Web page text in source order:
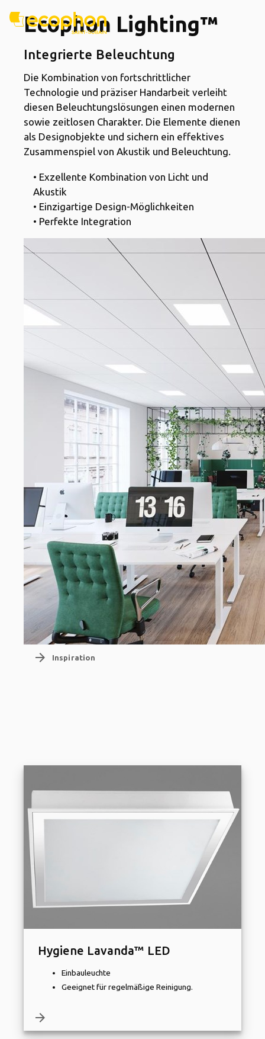
Ecophon Lighting™
Integrierte Beleuchtung
Die Kombination von fortschrittlicher
Technologie und präziser Handarbeit verleiht
diesen Beleuchtungslösungen einen modernen
sowie zeitlosen Charakter. Die Elemente dienen
als Designobjekte und sichern ein effektives
Zusammenspiel von Akustik und Beleuchtung.
• Exzellente Kombination von Licht und
Akustik
• Einzigartige Design-Möglichkeiten
• Perfekte Integration
arrow_forward Inspiration
Hygiene Lavanda™ LED
Einbauleuchte
Geeignet für regelmäßige Reinigung.
arrow_forward